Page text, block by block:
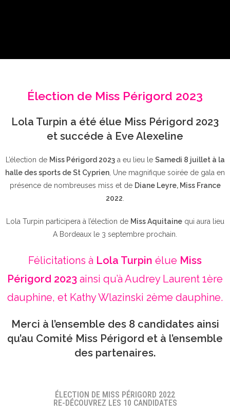
Élection de Miss Périgord 2023
Lola Turpin a été élue Miss Périgord 2023
et succéde à Eve Alexeline
L’élection de Miss Périgord 2023a eu lieu le Samedi 8 juillet à la
halle des sports de St Cyprien , Une magnifique soirée de gala en
présence de nombreuses miss et de Diane Leyre, Miss France
2022
Lola Turpin participera à l’élection de Miss Aquitainequi aura lieu
A Bordeaux le 3 septembre prochain.
Félicitations à Lola Turpin élue Miss
Périgord 2023 ainsi qu’à Audrey Laurent 1ère
dauphine, et Kathy Wlazinski 2ème dauphine.
Merci à l’ensemble des 8 candidates ainsi
qu’au Comité Miss Périgord et à l’ensemble
des partenaires.
ÉLECTION DE MISS PÉRIGORD 2022
RE-DÉCOUVREZ LES 10 CANDIDATES